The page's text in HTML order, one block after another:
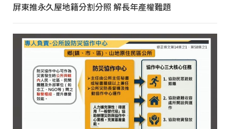
屏東推永久屋地籍分割分照 解長年產權難題